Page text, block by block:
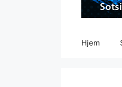
Hjem